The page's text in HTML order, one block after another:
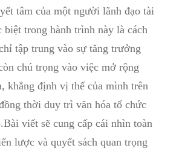
tâm ⁤của ⁤một người‌ lãnh ‍đạo⁣ tài
biệt trong hành trình này là cách⁣
tập ​trung vào sự tăng trưởng
⁤chú⁣ trọng vào việc ‍mở rộng
khẳng định vị ​thế của mình⁤ trên
thời duy​ trì văn⁣ hóa ‍tổ chức
viết sẽ cung cấp‍ cái nhìn toàn‍
lược và⁣ quyết sách​ quan trọng